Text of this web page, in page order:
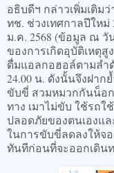
อธิบดีฯ กล่าวเพิ่มเติม
ทช. ช่วงเทศกาลปีใหม่
ม.ค. 2568 (ข้อมูล ณ วั
ของการเกิดอุบัติเหตุ
ดื่มแอลกอฮอล์ตามลำ
24.00 น. ดังนั้นจึงฝาก
ขับขี่ สวมหมวกกันน็อ
ทาง เมาไม่ขับ ใช้รถ
ปลอดภัยของตนเองแ
ในการขับขี่ลดลงให้จ
ทันทีก่อนที่จะออกเดิน